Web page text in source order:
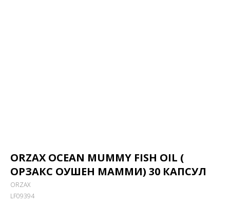
ORZAX OCEAN MUMMY FISH OIL (
ОРЗАКС ОУШЕН МАММИ) 30 КАПСУЛ
ORZAX
LF09394